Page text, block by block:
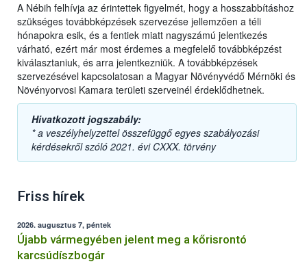
A Nébih felhívja az érintettek figyelmét, hogy a hosszabbításhoz
szükséges továbbképzések szervezése jellemzően a téli
hónapokra esik, és a fentiek miatt nagyszámú jelentkezés
várható, ezért már most érdemes a megfelelő továbbképzést
kiválasztaniuk, és arra jelentkezniük. A továbbképzések
szervezésével kapcsolatosan a Magyar Növényvédő Mérnöki és
Növényorvosi Kamara területi szerveinél érdeklődhetnek.
Hivatkozott jogszabály:
* a veszélyhelyzettel összefüggő egyes szabályozási
kérdésekről szóló 2021. évi CXXX. törvény
Friss hírek
2026. augusztus 7, péntek
Újabb vármegyében jelent meg a kőrisrontó
karcsúdíszbogár